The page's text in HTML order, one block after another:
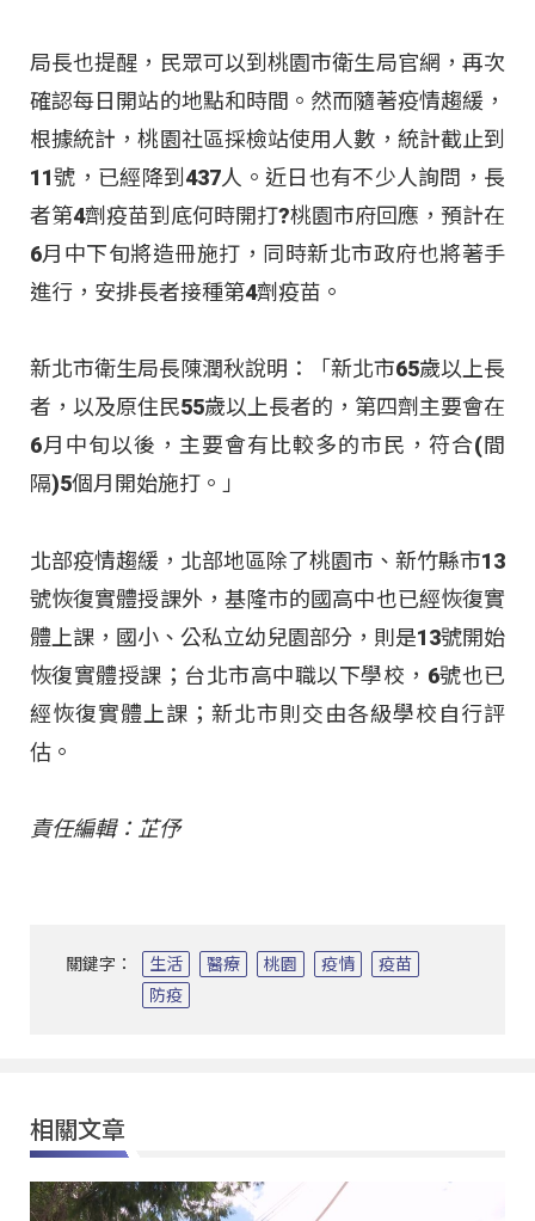
局長也提醒，民眾可以到桃園市衛生局官網，再次
確認每日開站的地點和時間。然而隨著疫情趨緩，
根據統計，桃園社區採檢站使用人數，統計截止到
11號，已經降到437人。近日也有不少人詢問，長
者第4劑疫苗到底何時開打?桃園市府回應，預計在
6月中下旬將造冊施打，同時新北市政府也將著手
進行，安排長者接種第4劑疫苗。
新北市衛生局長陳潤秋說明：「新北市65歲以上長
者，以及原住民55歲以上長者的，第四劑主要會在
6月中旬以後，主要會有比較多的市民，符合(間
隔)5個月開始施打。」
北部疫情趨緩，北部地區除了桃園市、新竹縣市13
號恢復實體授課外，基隆市的國高中也已經恢復實
體上課，國小、公私立幼兒園部分，則是13號開始
恢復實體授課；台北市高中職以下學校，6號也已
經恢復實體上課；新北市則交由各級學校自行評
估。
責任編輯：芷伃
關鍵字： 生活 醫療 桃園 疫情
疫苗
防疫
相關文章